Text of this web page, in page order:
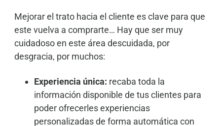
Mejorar el trato hacia el cliente es clave para que
este vuelva a comprarte… Hay que ser muy
cuidadoso en este área descuidada, por
desgracia, por muchos:
Experiencia única: recaba toda la
información disponible de tus clientes para
poder ofrecerles experiencias
personalizadas de forma automática con